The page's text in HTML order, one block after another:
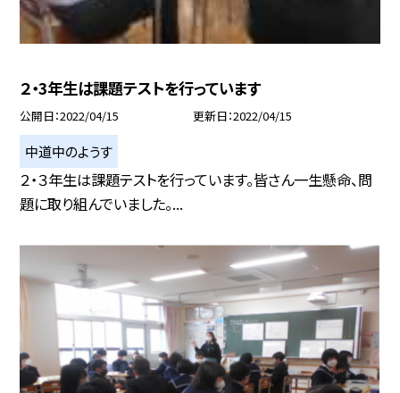
２・3年生は課題テストを行っています
公開日 2022/04/15 更新日 2022/04/15
中道中のようす
２・３年生は課題テストを行っています。皆さん一生懸命、問
題に取り組んでいました。...